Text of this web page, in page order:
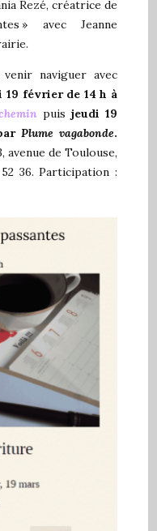
Rezé, créatrice de
» avec Jeanne
naviguer avec
19 février de 14 h à
puisjeudi 19
Plume vagabonde.
avenue de Toulouse,
36. Participation :